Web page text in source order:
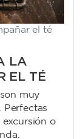
el té
LA
EL TÉ
muy
Perfectas
excursión o